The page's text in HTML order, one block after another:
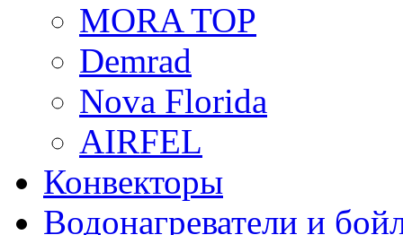
MORA TOP
Demrad
Nova Florida
AIRFEL
Конвекторы
Водонагреватели и